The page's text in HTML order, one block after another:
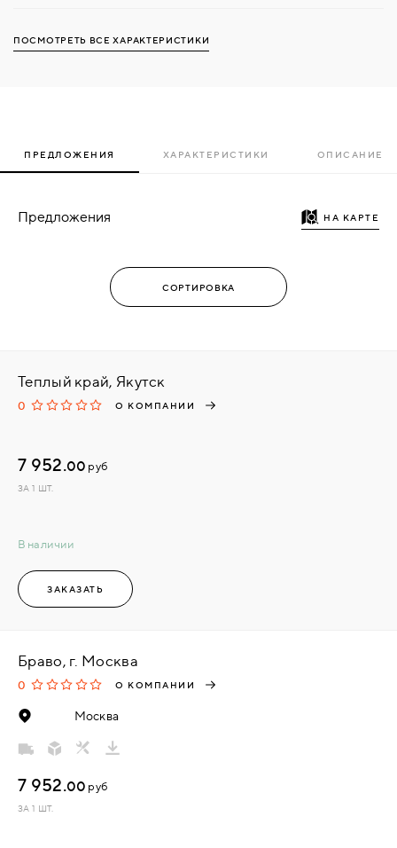
ПОСМОТРЕТЬ ВСЕ ХАРАКТЕРИСТИКИ
ПРЕДЛОЖЕНИЯ ХАРАКТЕРИСТИКИ ОПИСАНИЕ
Предложения НА КАРТЕ
Теплый край, Якутск
0 О КОМПАНИИ
В наличии
7 952.00 руб
ЗА 1 ШТ.
ЗАКАЗАТЬ
Браво, г. Москва
0 О КОМПАНИИ
Москва
7 952.00 руб
ЗА 1 ШТ.